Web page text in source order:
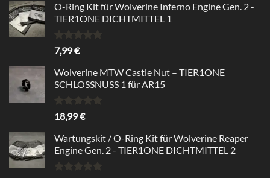
O-Ring Kit für Wolverine Inferno Engine Gen. 2 -
TIER1ONE DICHTMITTEL 1
Rated
out of 5
7,99€
Wolverine MTW Castle Nut – TIER1ONE
SCHLOSSNUSS 1 für AR15
Rated5.00
out of 5
18,99€
Wartungskit / O-Ring Kit für Wolverine Reaper
Engine Gen. 2 - TIER1ONE DICHTMITTEL 2